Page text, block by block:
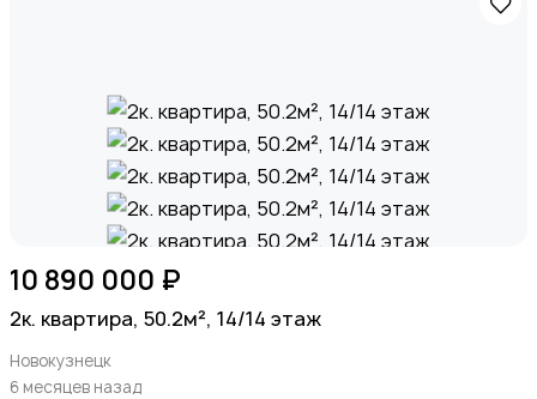
10 890 000 ₽
2к. квартира, 50.2м², 14/14 этаж
Новокузнецк
6 месяцев назад